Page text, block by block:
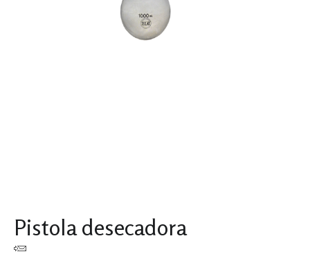
Pistola desecadora